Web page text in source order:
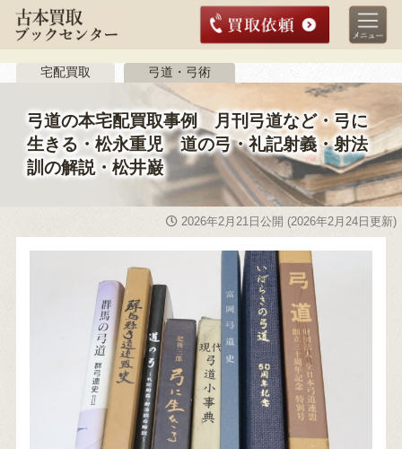
宅配買取 弓道・弓術
弓道の本宅配買取事例 月刊弓道など・弓に
生きる・松永重児 道の弓・礼記射義・射法
訓の解説・松井巌
2026年2月21日 公開 (2026年2月24日 更新)